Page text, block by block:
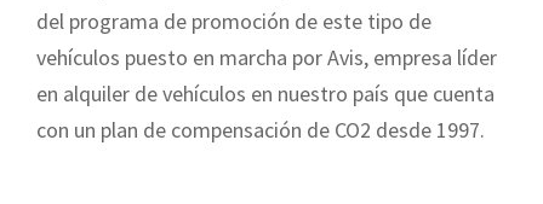
del programa de promoción de este tipo de
vehículos puesto en marcha por Avis, empresa líder
en alquiler de vehículos en nuestro país que cuenta
con un plan de compensación de CO2 desde 1997.